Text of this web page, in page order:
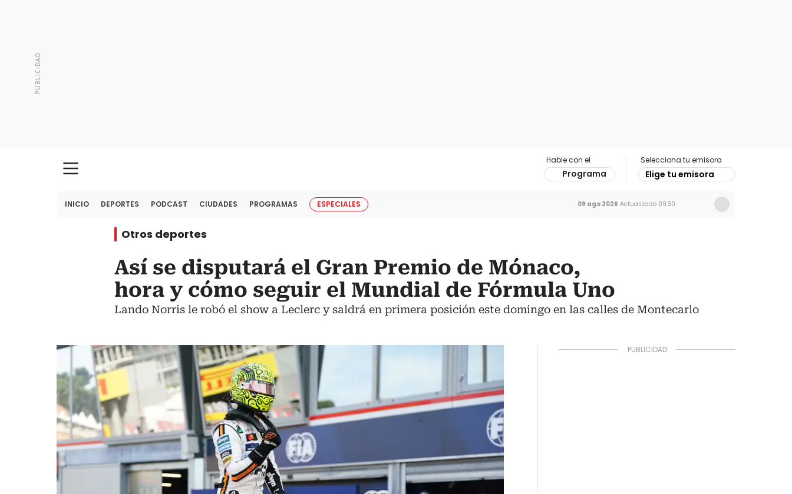
Hable con el
Programa
Selecciona tu emisora
Elige tu emisora
INICIO DEPORTES PODCAST CIUDADES PROGRAMAS ESPECIALES 09 ago 2026 Actualizado 09:30
Otros deportes
Así se disputará el Gran Premio de Mónaco,
hora y cómo seguir el Mundial de Fórmula Uno
Lando Norris le robó el show a Leclerc y saldrá en primera posición este domingo en las calles de Montecarlo